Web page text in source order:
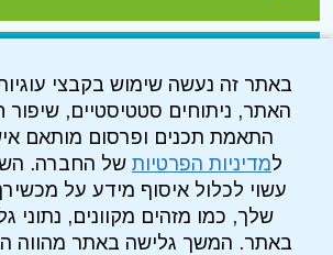
באתר זה נעשה שימוש בקבצי
האתר, ניתוחים סטטיסטיים, שיפור
התאמת תכנים ופרסום מותאם
למדיניות הפרטיות של החברה.
עשוי לכלול איסוף מידע על
שלך, כמו מזהים מקוונים, נתוני
באתר. המשך גלישה באתר מהווה
עמוד הפייסבוק של